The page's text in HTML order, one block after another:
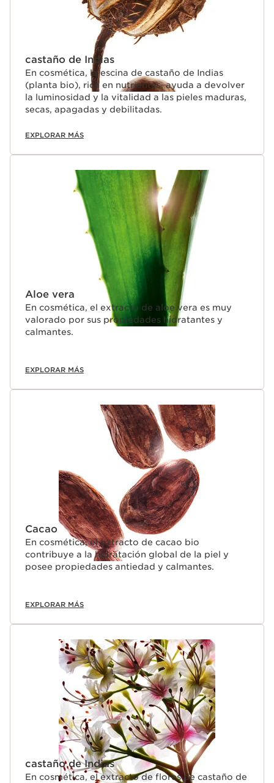
castaño de Indias
En cosmética, la escina de castaño de Indias
(planta bio), rica en nutrientes, ayuda a devolver
la luminosidad y la vitalidad a las pieles maduras,
secas, apagadas y debilitadas.
EXPLORAR MÁS
Aloe vera
En cosmética, el extracto de aloe vera es muy
valorado por sus propiedades hidratantes y
calmantes.
EXPLORAR MÁS
Cacao
En cosmética, el extracto de cacao bio
contribuye a la hidratación global de la piel y
posee propiedades antiedad y calmantes.
EXPLORAR MÁS
castaño de Indias
En cosmética, el extracto de flores de castaño de